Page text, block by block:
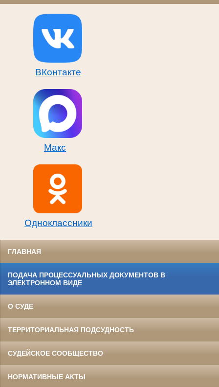
ВКонтакте
Макс
Одноклассники
ГЛАВНАЯ
ПОДАЧА ПРОЦЕССУАЛЬНЫХ ДОКУМЕНТОВ В
ЭЛЕКТРОННОМ ВИДЕ
О СУДЕ
ТЕРРИТОРИАЛЬНАЯ ПОДСУДНОСТЬ
СУДЕЙСКОЕ СООБЩЕСТВО
НОРМАТИВНЫЕ АКТЫ